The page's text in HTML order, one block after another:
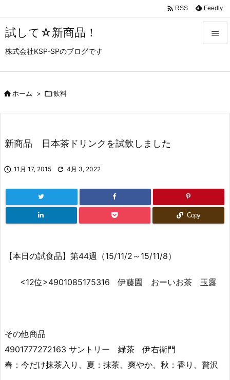
試して☆新商品！
株式会社KSP-SPのブログです

 RSS Feedly
ホーム > 飲料
新商品 日本茶ドリンクを試飲しました
 11月 17, 2015  4月 3, 2022
Copy
【本日の試食品】第44週（15/11/2～15/11/8）
<12位>4901085175316 伊藤園 おーいお茶 玉露
その他商品
4901777272163 サントリー 緑茶 伊右衛門
春：今だけ抹茶入り、夏：抹茶、爽やか、秋：香り、贅沢